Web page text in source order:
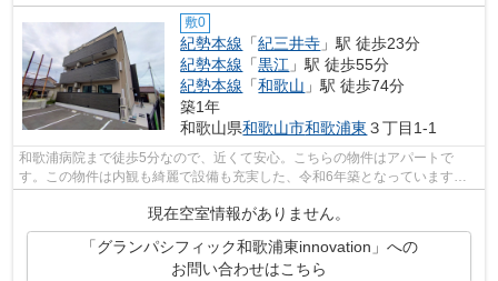
敷0
紀勢本線 「紀三井寺 」駅 徒歩23分
紀勢本線 「黒江 」駅 徒歩55分
紀勢本線 「和歌山 」駅 徒歩74分
築1年
和歌山県和歌山市和歌浦東 ３丁目1-1
和歌浦病院まで徒歩5分なので、近くて安心。こちらの物件はアパートで
す。この物件は内観も綺麗で設備も充実した、令和6年築となっています。
現在空室情報がありません。
「グランパシフィック和歌浦東innovation」への
お問い合わせはこちら